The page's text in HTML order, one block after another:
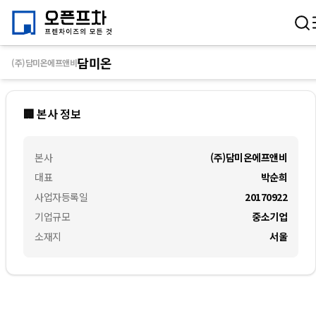
🏢 본사 정보
본사
대표
사업자등록일
기업규모
소재지
(주)담미온에프앤비
박순희
20170922
중소기업
서울
(주)담미온에프앤비담미온